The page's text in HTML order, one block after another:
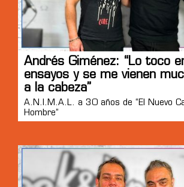
Andrés Giménez: “Lo toco
ensayos y se me vienen
a la cabeza”
A.N.I.M.A.L. a 30 años de “El Nuevo
Hombre”